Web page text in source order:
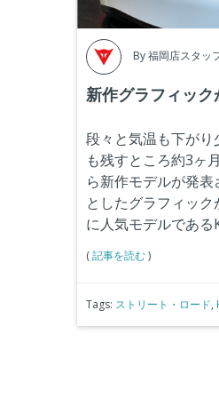
By福岡店スタッ
新作グラフィック
段々と気温も下が
も残すところ約3ヶ
ら新作モデルが発
としたグラフィッ
に人気モデルである
(記事を読む)
Tags: ストリート・ロード,